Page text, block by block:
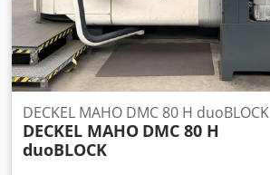
DECKEL MAHO DMC 80 H duoBLOCK
DECKEL MAHO DMC 80 H
duoBLOCK